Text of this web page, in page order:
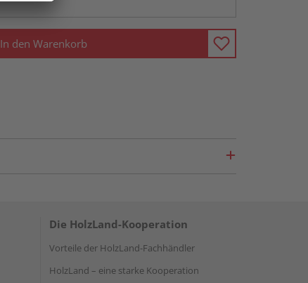
In den Warenkorb
Die HolzLand-Kooperation
Vorteile der HolzLand-Fachhändler
HolzLand – eine starke Kooperation